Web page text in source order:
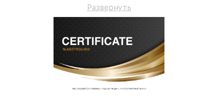
Развернуть